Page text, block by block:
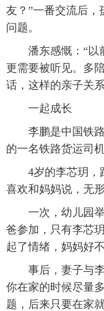
友？”一番交流后，
问题。
潘东感慨：“以
更需要被听见。多
话，这样的亲子关
一起成长
李鹏是中国铁路
的一名铁路货运司
4岁的李芯玥，
喜欢和妈妈说，无
一次，幼儿园举
爸参加，只有李芯
起了情绪，妈妈好
事后，妻子与李
你在家的时候尽量
题，后来只要在家